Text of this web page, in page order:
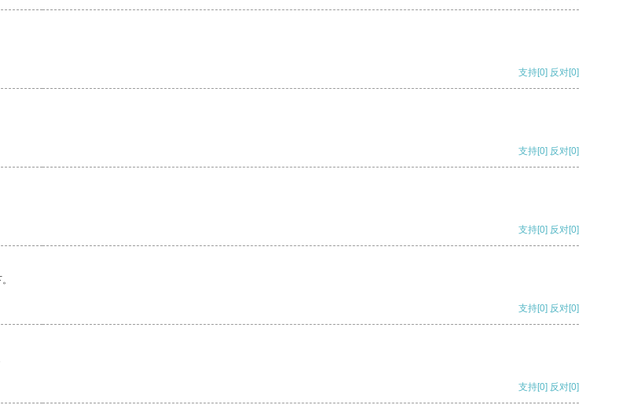
支持[0] 反对[0]
支持[0] 反对[0]
支持[0] 反对[0]
支持[0] 反对[0]
支持[0] 反对[0]